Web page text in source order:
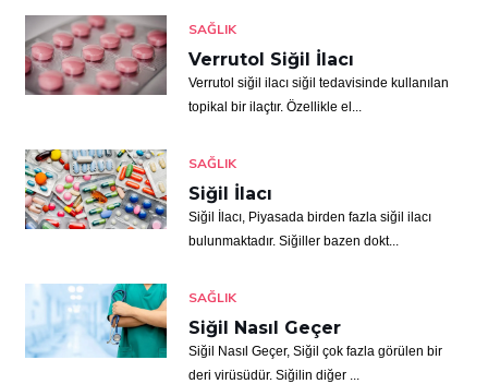
SAĞLIK
Verrutol Siğil İlacı
Verrutol siğil ilacı siğil tedavisinde kullanılan
topikal bir ilaçtır. Özellikle el...
SAĞLIK
Siğil İlacı
Siğil İlacı, Piyasada birden fazla siğil ilacı
bulunmaktadır. Siğiller bazen dokt...
SAĞLIK
Siğil Nasıl Geçer
Siğil Nasıl Geçer, Siğil çok fazla görülen bir
deri virüsüdür. Siğilin diğer ...